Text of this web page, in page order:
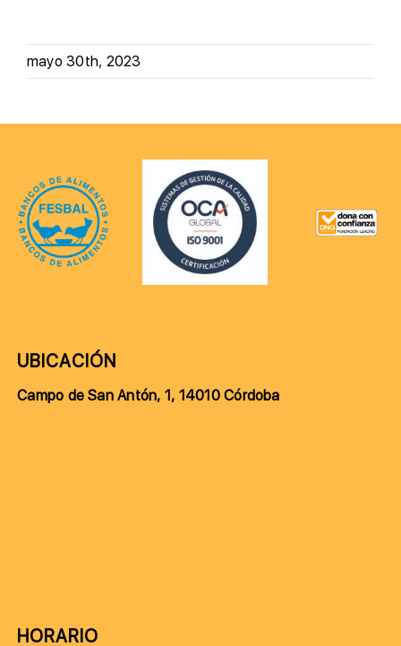
mayo 30th, 2023
UBICACIÓN
Campo de San Antón, 1, 14010 Córdoba
HORARIO